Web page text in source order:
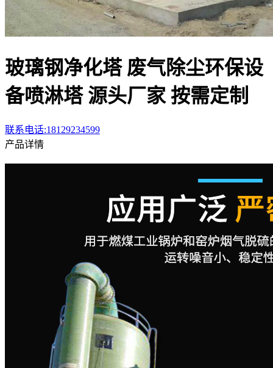
玻璃钢净化塔 废气除尘环保设
备喷淋塔 源头厂家 按需定制
联系电话:18129234599
产品详情